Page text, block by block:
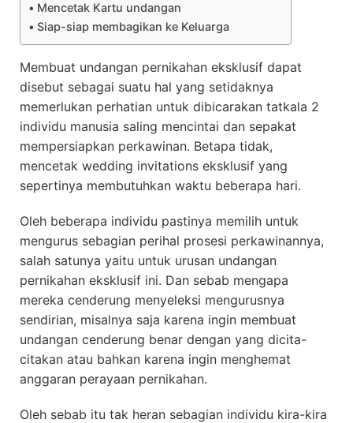
Mencetak Kartu undangan
Siap-siap membagikan ke Keluarga
Membuat undangan pernikahan eksklusif dapat
disebut sebagai suatu hal yang setidaknya
memerlukan perhatian untuk dibicarakan tatkala 2
individu manusia saling mencintai dan sepakat
mempersiapkan perkawinan. Betapa tidak,
mencetak wedding invitations eksklusif yang
sepertinya membutuhkan waktu beberapa hari.
Oleh beberapa individu pastinya memilih untuk
mengurus sebagian perihal prosesi perkawinannya,
salah satunya yaitu untuk urusan undangan
pernikahan eksklusif ini. Dan sebab mengapa
mereka cenderung menyeleksi mengurusnya
sendirian, misalnya saja karena ingin membuat
undangan cenderung benar dengan yang dicita-
citakan atau bahkan karena ingin menghemat
anggaran perayaan pernikahan.
Oleh sebab itu tak heran sebagian individu kira-kira